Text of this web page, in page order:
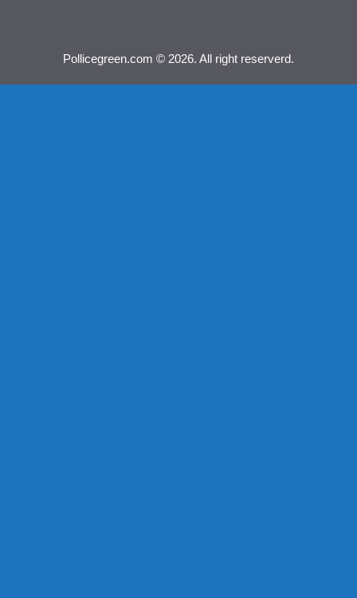
Pollicegreen.com © 2026. All right reserverd.